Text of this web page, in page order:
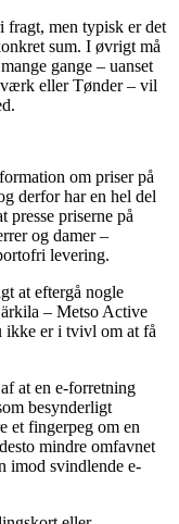
fragt, men typisk er det
sum. I øvrigt må
gange – uanset
eller Tønder – vil
om priser på
derfor har en hel del
priserne på
og damer –
levering.
at eftergå nogle
– Metso Active
ikke er i tvivl om at få
at en e-forretning
besynderligt
et fingerpeg om en
mindre omfavnet
imod svindlende e-